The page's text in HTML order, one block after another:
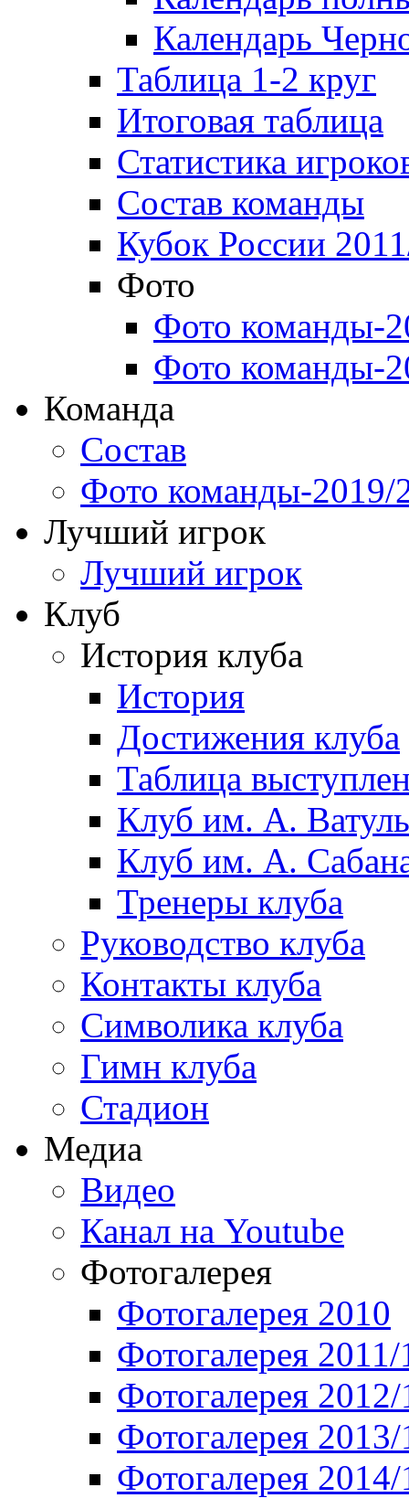
Календарь
Таблица 1-2 круг
Итоговая таблица
Статистика
Состав команды
Кубок России
Фото
Фото команды-
Фото команды-
Команда
Состав
Фото команды-2019/
Лучший игрок
Лучший игрок
Клуб
История клуба
История
Достижения клуба
Таблица
Клуб им. А.
Клуб им. А.
Тренеры клуба
Руководство клуба
Контакты клуба
Символика клуба
Гимн клуба
Стадион
Медиа
Видео
Канал на Youtube
Фотогалерея
Фотогалерея 2010
Фотогалерея 2011/
Фотогалерея
Фотогалерея
Фотогалерея